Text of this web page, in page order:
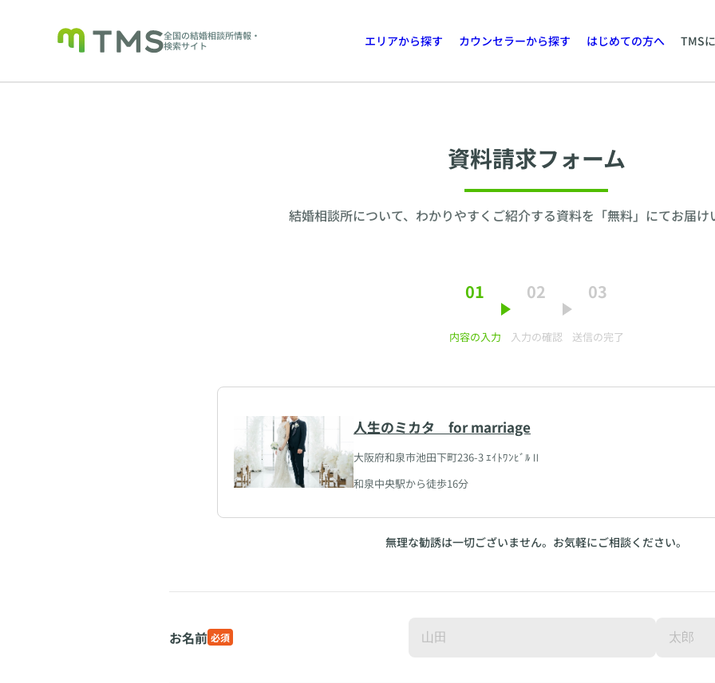
全国の結婚相談所情報・
検索サイト
エリアから探す カウンセラーから探す はじめての方へ TMS
資料請求フォーム
結婚相談所について、わかりやすくご紹介する資料を「無料」にてお届け
01
内容の入力
02
入力の確認
03
送信の完了
人生のミカタ for marriage
大阪府和泉市池田下町236-3 ｴｲﾄﾜﾝﾋﾞﾙⅡ
和泉中央駅から徒歩16分
無理な勧誘は一切ございません。お気軽にご相談ください。
お名前 必須